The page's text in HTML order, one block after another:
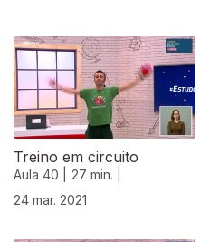
Treino em circuito
Aula 40 |
27 min. |
24 mar. 2021